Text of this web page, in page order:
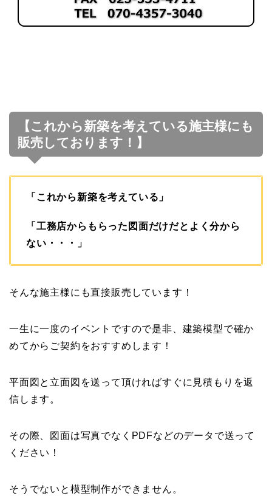
【これから新築を考えている施主様にも
販売しております！】
「これから新築を考えている」
「工務店からもらった図面だけだとよく分から
ない・・・」
そんな施主様にも直接販売しています！
一生に一度のイベントですので是非、建築模型で確か
めてからご契約をおすすめします！
平面図と立面図を送って頂ければすぐに見積もりを返
信します。
その際、図面は写真でなくPDFなどのデータで送って
ください！
そうでないと模型制作ができません。